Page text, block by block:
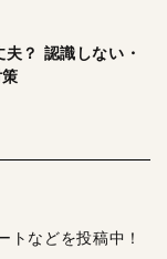
？ 認識しない・
トなどを投稿中！